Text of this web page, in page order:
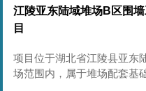
地，原始场地土层松散、土
性较差、土体固结度不足，
基承载力偏低。汽车零部件
房对地基平整度、整体刚度
控
江陵亚东陆域堆场B区围
目
项目位于湖北省江陵县亚东
场范围内，属于堆场配套基